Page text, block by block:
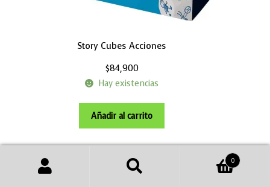
Story Cubes Acciones
$84,900
Hay existencias
Añadir al carrito
0